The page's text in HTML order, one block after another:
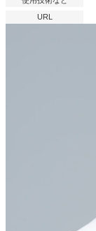
URL